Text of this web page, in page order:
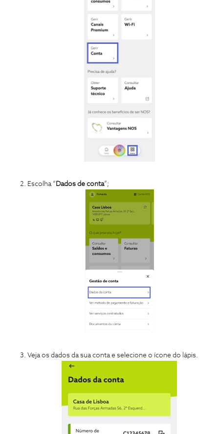
Escolha “ Dados de conta”;
Veja os dados da sua conta e selecione o ícone do lápis.